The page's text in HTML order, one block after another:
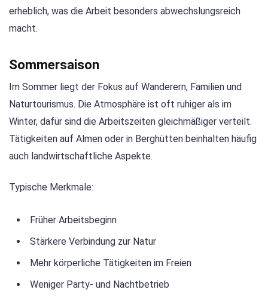
erheblich, was die Arbeit besonders abwechslungsreich
macht.
Sommersaison
Im Sommer liegt der Fokus auf Wanderern, Familien und
Naturtourismus. Die Atmosphäre ist oft ruhiger als im
Winter, dafür sind die Arbeitszeiten gleichmäßiger verteilt.
Tätigkeiten auf Almen oder in Berghütten beinhalten häufig
auch landwirtschaftliche Aspekte.
Typische Merkmale:
Früher Arbeitsbeginn
Stärkere Verbindung zur Natur
Mehr körperliche Tätigkeiten im Freien
Weniger Party- und Nachtbetrieb